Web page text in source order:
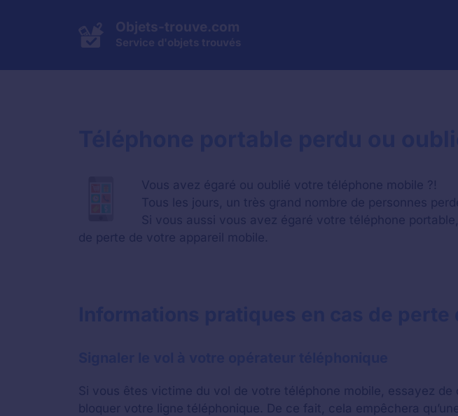
Objets-trouve.com
Service d'objets trouvés
Vous avez égaré ou oublié votre téléphone mobile ?!
Tous les jours, un très grand nombre de personnes
Si vous aussi vous avez égaré votre téléphone
de perte de votre appareil mobile.
Si vous êtes victime du vol de votre téléphone mobile, essayez
bloquer votre ligne téléphonique. De ce fait, cela empêchera